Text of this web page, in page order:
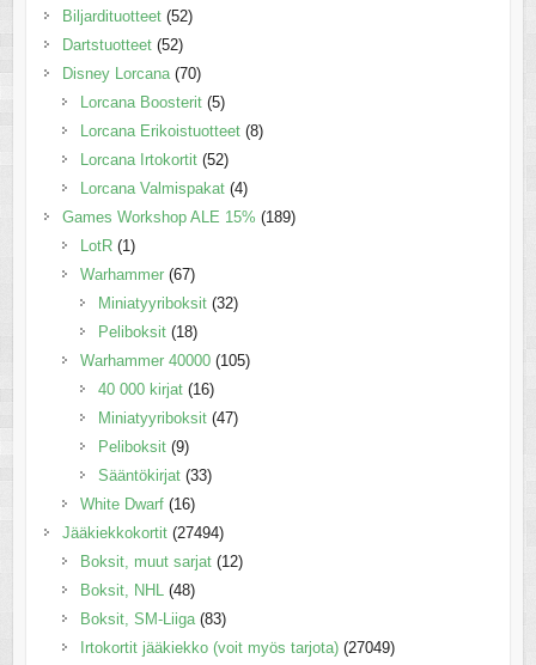
Biljardituotteet (52)
Dartstuotteet (52)
Disney Lorcana (70)
Lorcana Boosterit (5)
Lorcana Erikoistuotteet (8)
Lorcana Irtokortit (52)
Lorcana Valmispakat (4)
Games Workshop ALE 15% (189)
LotR (1)
Warhammer (67)
Miniatyyriboksit (32)
Peliboksit (18)
Warhammer 40000 (105)
40 000 kirjat (16)
Miniatyyriboksit (47)
Peliboksit (9)
Sääntökirjat (33)
White Dwarf (16)
Jääkiekkokortit (27494)
Boksit, muut sarjat (12)
Boksit, NHL (48)
Boksit, SM-Liiga (83)
Irtokortit jääkiekko (voit myös tarjota) (27049)